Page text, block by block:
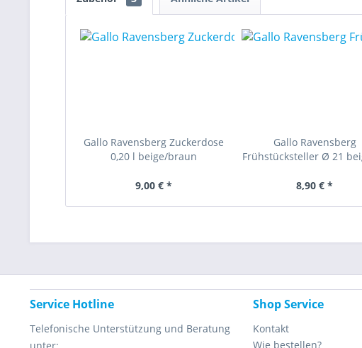
Gallo Ravensberg Zuckerdose
0,20 l beige/braun
9,00 € *
Gallo Ravensberg
Frühstücksteller Ø 21
8,90 € *
Service Hotline
Telefonische Unterstützung und Beratung
Shop Service
Kontakt
Wie bestellen?